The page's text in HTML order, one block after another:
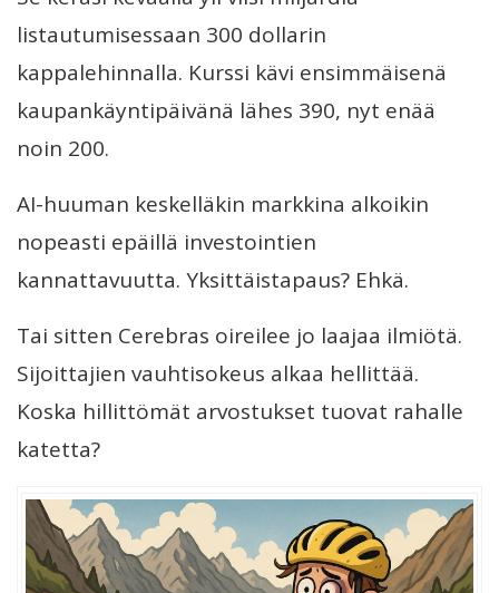
listautumisessaan 300 dollarin
kappalehinnalla. Kurssi kävi ensimmäisenä
kaupankäyntipäivänä lähes 390, nyt enää
noin 200.
AI-huuman keskelläkin markkina alkoikin
nopeasti epäillä investointien
kannattavuutta. Yksittäistapaus? Ehkä.
Tai sitten Cerebras oireilee jo laajaa ilmiötä.
Sijoittajien vauhtisokeus alkaa hellittää.
Koska hillittömät arvostukset tuovat rahalle
katetta?